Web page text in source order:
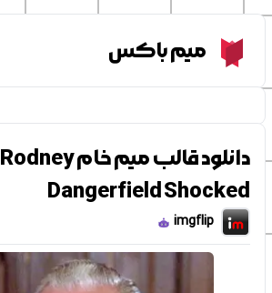
Meme Boxمیم باکس
دانلود قالب میم خام Rodney
Dangerfield Shocked
imgflip